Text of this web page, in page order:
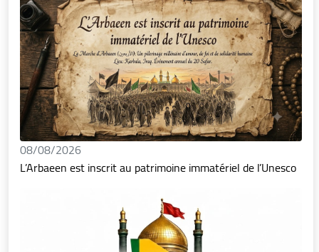
08/08/2026
L’Arbaeen est inscrit au patrimoine immatériel de l’Unesco